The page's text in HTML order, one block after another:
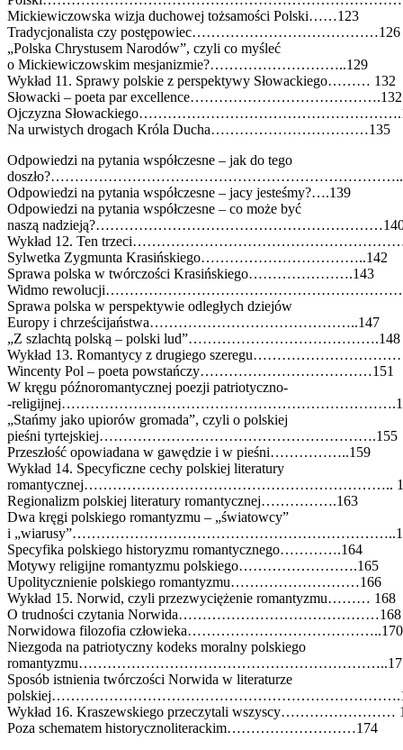
Mickiewiczowska wizja duchowej tożsamości Polski……123
Tradycjonalista czy postępowiec…………………………………126
„Polska Chrystusem Narodów”, czyli co myśleć
o Mickiewiczowskim mesjanizmie?………………………..129
Wykład 11. Sprawy polskie z perspektywy Słowackiego……… 132
Słowacki – poeta par excellence………………………………….132
Ojczyzna
Na urwistych drogach Króla Ducha……………………………135
Odpowiedzi na pytania współczesne – jak do tego
Odpowiedzi na pytania współczesne – jacy jesteśmy?….139
Odpowiedzi na pytania współczesne – co może być
naszą
Wykład 12. Ten
Sylwetka Zygmunta Krasińskiego……………………………..142
Sprawa polska w twórczości Krasińskiego………………….143
Widmo
Sprawa polska w perspektywie odległych dziejów
Europy i chrześcijaństwa……………………………………..147
„Z szlachtą polską – polski lud”………………………………….148
Wykład 13. Romantycy z drugiego
Wincenty Pol – poeta powstańczy………………………………151
W kręgu późnoromantycznej poezji patriotyczno-
-
„Stańmy jako upiorów gromada”, czyli o polskiej
pieśni tyrtejskiej………………………………………………….155
Przeszłość opowiadana w gawędzie i w pieśni……………..159
Wykład 14. Specyficzne cechy polskiej literatury
romantycznej………………………………………………………..
Regionalizm polskiej literatury romantycznej…………….163
Dwa kręgi polskiego romantyzmu – „światowcy”
i
Specyfika polskiego historyzmu romantycznego………….164
Motywy religijne romantyzmu polskiego…………………….165
Upolitycznienie polskiego romantyzmu………………………166
Wykład 15. Norwid, czyli przezwyciężenie romantyzmu……… 168
O trudności czytania Norwida……………………………………168
Norwidowa filozofia człowieka…………………………………..170
Niezgoda na patriotyczny kodeks moralny polskiego
Sposób istnienia twórczości Norwida w literaturze
Wykład 16. Kraszewskiego przeczytali wszyscy……………………
Poza schematem historycznoliterackim………………………174